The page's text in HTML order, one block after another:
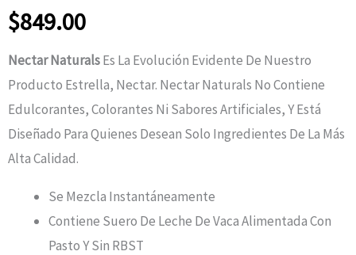
$849.00
Nectar NaturalsEs La Evolución Evidente De Nuestro
Producto Estrella, Nectar. Nectar Naturals No Contiene
Edulcorantes, Colorantes Ni Sabores Artificiales, Y Está
Diseñado Para Quienes Desean Solo Ingredientes De La Más
Alta Calidad.
Se Mezcla Instantáneamente
Contiene Suero De Leche De Vaca Alimentada Con
Pasto Y Sin RBST